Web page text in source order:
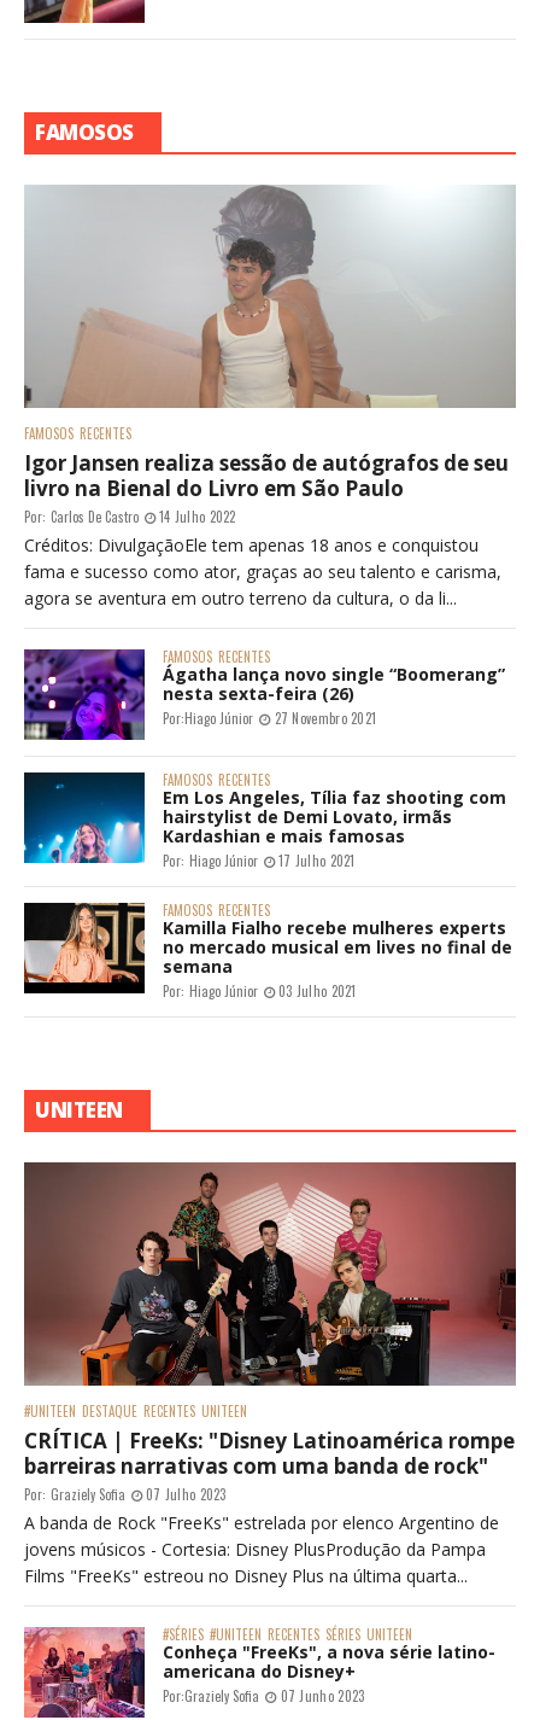
FAMOSOS
FAMOSOS RECENTES
Igor Jansen realiza sessão de autógrafos de seu
livro na Bienal do Livro em São Paulo
Por: Carlos De Castro 14 Julho 2022
Créditos: DivulgaçãoEle tem apenas 18 anos e conquistou
fama e sucesso como ator, graças ao seu talento e carisma,
agora se aventura em outro terreno da cultura, o da li...
FAMOSOS RECENTES
Ágatha lança novo single “Boomerang”
nesta sexta-feira (26)
Por:Hiago Júnior 27 Novembro 2021
FAMOSOS RECENTES
Em Los Angeles, Tília faz shooting com
hairstylist de Demi Lovato, irmãs
Kardashian e mais famosas
Por: Hiago Júnior 17 Julho 2021
FAMOSOS RECENTES
Kamilla Fialho recebe mulheres experts
no mercado musical em lives no final de
semana
Por: Hiago Júnior 03 Julho 2021
UNITEEN
#UNITEEN DESTAQUE RECENTES UNITEEN
CRÍTICA | FreeKs: "Disney Latinoamérica rompe
barreiras narrativas com uma banda de rock"
Por: Graziely Sofia 07 Julho 2023
A banda de Rock "FreeKs" estrelada por elenco Argentino de
jovens músicos - Cortesia: Disney PlusProdução da Pampa
Films "FreeKs" estreou no Disney Plus na última quarta...
#SÉRIES #UNITEEN RECENTES SÉRIES UNITEEN
Conheça "FreeKs", a nova série latino-
americana do Disney+
Por:Graziely Sofia 07 Junho 2023